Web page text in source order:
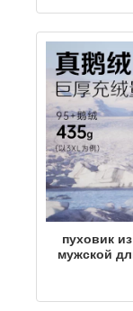
пуховик
мужской